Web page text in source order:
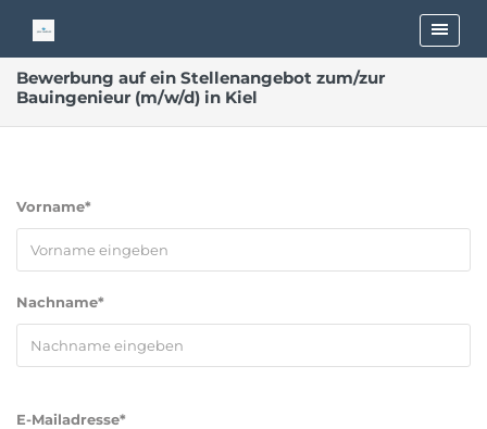
Bewerbung auf ein Stellenangebot zum/zur
Bauingenieur (m/w/d) in Kiel
Vorname*
Nachname*
E-Mailadresse*